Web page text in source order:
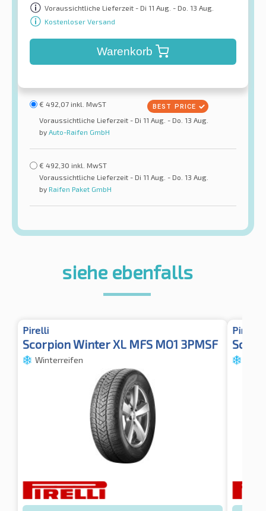
Voraussichtliche Lieferzeit - Di 11 Aug. - Do. 13 Aug.
Kostenloser Versand
Warenkorb
€ 492,07 inkl. MwST
Voraussichtliche Lieferzeit - Di 11 Aug. - Do. 13 Aug.
by Auto-Raifen GmbH
€ 492,30 inkl. MwST
Voraussichtliche Lieferzeit - Di 11 Aug. - Do. 13 Aug.
by Raifen Paket GmbH
siehe ebenfalls
Pirelli
Scorpion Winter XL MFS MO1 3PMSF
Winterreifen
Pirelli